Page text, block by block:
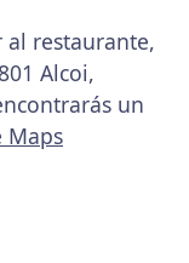
al restaurante,
Alcoi,
un
Maps